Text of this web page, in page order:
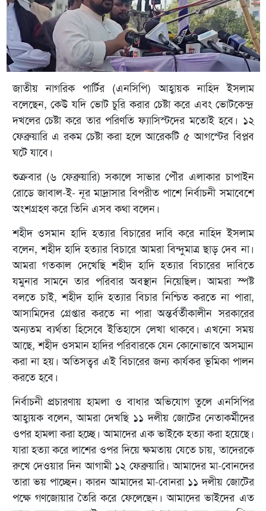
জাতীয় নাগরিক পার্টির (এনসিপি) আহ্বায়ক নাহিদ ইসলাম
বলেছেন, কেউ যদি ভোট চুরি করার চেষ্টা করে এবং ভোটকেন্দ্র
দখলের চেষ্টা করে তার পরিণতি ফ্যাসিস্টদের মতোই হবে। ১২
ফেব্রুয়ারি এ রকম চেষ্টা করা হলে আরেকটি ৫ আগস্টের বিপ্লব
ঘটে যাবে।
শুক্রবার (৬ ফেব্রুয়ারি) সকালে সাভার পৌর এলাকার চাপাইন
রোডে জাবাল-ই- নূর মাদ্রাসার বিপরীত পাশে নির্বাচনী সমাবেশে
অংশগ্রহণ করে তিনি এসব কথা বলেন।
শহীদ ওসমান হাদি হত্যার বিচারের দাবি করে নাহিদ ইসলাম
বলেন, শহীদ হাদি হত্যার বিচারে আমরা বিন্দুমাত্র ছাড় দেব না।
আমরা গতকাল দেখেছি শহীদ হাদি হত্যার বিচারের দাবিতে
যমুনার সামনে তার পরিবার অবস্থান নিয়েছিল। আমরা স্পষ্ট
বলতে চাই, শহীদ হাদি হত্যার বিচার নিশ্চিত করতে না পারা,
আসামিদের গ্রেপ্তার করতে না পারা অন্তর্বর্তীকালীন সরকারের
অন্যতম ব্যর্থতা হিসেবে ইতিহাসে লেখা থাকবে। এখনো সময়
আছে, শহীদ ওসমান হাদির পরিবারকে যেন কোনোভাবে অসম্মান
করা না হয়। অতিসত্বর এই বিচারের জন্য কার্যকর ভূমিকা পালন
করতে হবে।
নির্বাচনী প্রচারণায় হামলা ও বাধার অভিযোগ তুলে এনসিপির
আহ্বায়ক বলেন, আমরা দেখছি ১১ দলীয় জোটের নেতাকর্মীদের
ওপর হামলা করা হচ্ছে। আমাদের এক ভাইকে হত্যা করা হয়েছে।
যারা হত্যা করে লাশের ওপর দিয়ে ক্ষমতায় যেতে চায়, তাদেরকে
রুখে দেওয়ার দিন আগামী ১২ ফেব্রুয়ারি। আমাদের মা-বোনদের
তারা ভয় পাচ্ছেন। কারন আমাদের মা-বোনরা ১১ দলীয় জোটের
পক্ষে গণজোয়ার তৈরি করে ফেলেছেন। আমাদের ভাইদের এত